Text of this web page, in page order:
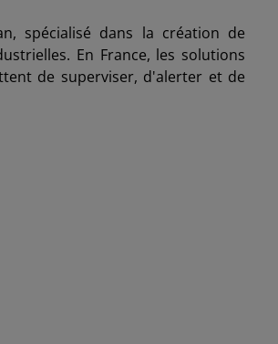
spécialisé dans la création de
En France, les solutions
de superviser, d'alerter et de